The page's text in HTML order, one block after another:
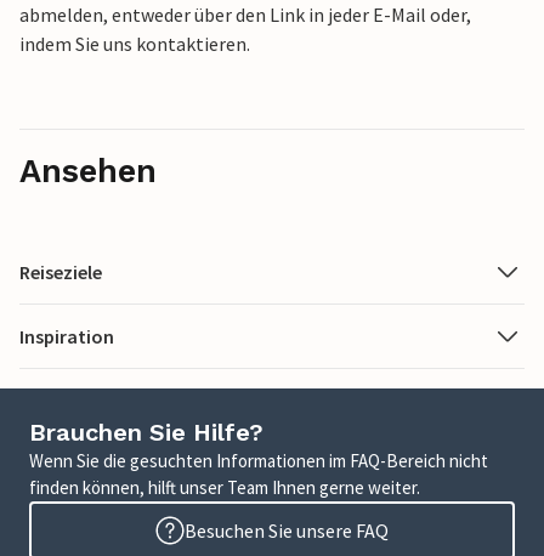
abmelden, entweder über den Link in jeder E-Mail oder,
indem Sie uns kontaktieren.
Ansehen
Reiseziele
Inspiration
Brauchen Sie Hilfe?
Wenn Sie die gesuchten Informationen im FAQ-Bereich nicht
finden können, hilft unser Team Ihnen gerne weiter.
Besuchen Sie unsere FAQ